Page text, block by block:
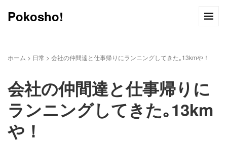
Pokosho!
ホーム > 日常 > 会社の仲間達と仕事帰りにランニングしてきた｡13kmや！
会社の仲間達と仕事帰りに
ランニングしてきた｡13km
や！